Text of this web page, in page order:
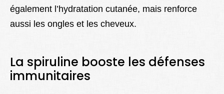
également l’hydratation cutanée, mais renforce
aussi les ongles et les cheveux.
La spiruline booste les défenses
immunitaires